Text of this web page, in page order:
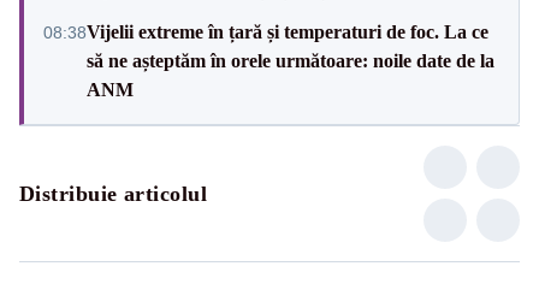
08:38Vijelii extreme în țară și temperaturi de foc. La ce
să ne așteptăm în orele următoare: noile date de la
ANM
Distribuie articolul